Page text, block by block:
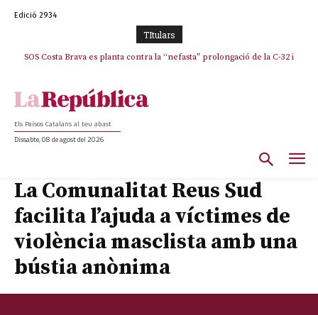
Edició 2934
TItulars
SOS Costa Brava es planta contra la “nefasta” prolongació de la C-32 i
Els Països Catalans al teu abast
Dissabte, 08 de agost del 2026
La Comunalitat Reus Sud
facilita l’ajuda a víctimes de
violència masclista amb una
bústia anònima